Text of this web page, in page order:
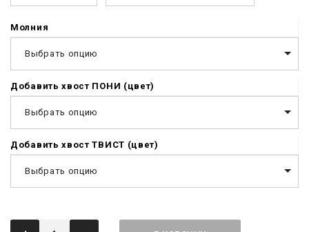
Молния
Выбрать опцию
Добавить хвост ПОНИ (цвет)
Выбрать опцию
Добавить хвост ТВИСТ (цвет)
Выбрать опцию